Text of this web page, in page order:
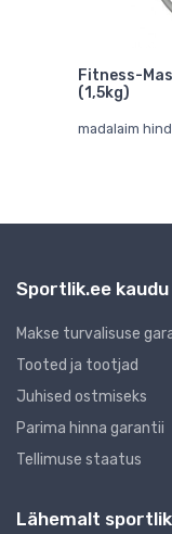
Fitness-
(1,5kg)
madalaim hind
Sportlik.ee
Makse turvalisuse
Tooted ja tootjad
Juhised ostmiseks
Parima hinna garantii
Tellimuse staatus
Lähemalt